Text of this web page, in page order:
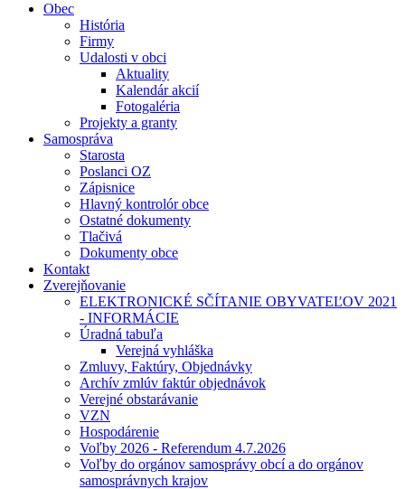
Obec
História
Firmy
Udalosti v obci
Aktuality
Kalendár akcií
Fotogaléria
Projekty a granty
Samospráva
Starosta
Poslanci OZ
Zápisnice
Hlavný kontrolór obce
Ostatné dokumenty
Tlačivá
Dokumenty obce
Kontakt
Zverejňovanie
ELEKTRONICKÉ SČÍTANIE OBYVATEĽOV 2021
- INFORMÁCIE
Úradná tabuľa
Verejná vyhláška
Zmluvy, Faktúry, Objednávky
Archív zmlúv faktúr objednávok
Verejné obstarávanie
VZN
Hospodárenie
Voľby 2026 - Referendum 4.7.2026
Voľby do orgánov samosprávy obcí a do orgánov
samosprávnych krajov